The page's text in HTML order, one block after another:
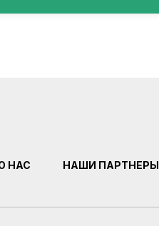
НАС НАШИ ПАРТНЕРЫ